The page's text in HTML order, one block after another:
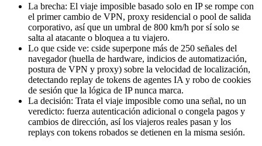
La brecha: El viaje imposible basado solo en IP se rompe con
el primer cambio de VPN, proxy residencial o pool de salida
corporativo, así que un umbral de 800 km/h por sí solo se
salta al atacante o bloquea a tu viajero.
Lo que cside ve: cside superpone más de 250 señales del
navegador (huella de hardware, indicios de automatización,
postura de VPN y proxy) sobre la velocidad de localización,
detectando replay de tokens de agentes IA y robo de cookies
de sesión que la lógica de IP nunca marca.
La decisión: Trata el viaje imposible como una señal, no un
veredicto: fuerza autenticación adicional o congela pagos y
cambios de dirección, así los viajeros reales pasan y los
replays con tokens robados se detienen en la misma sesión.